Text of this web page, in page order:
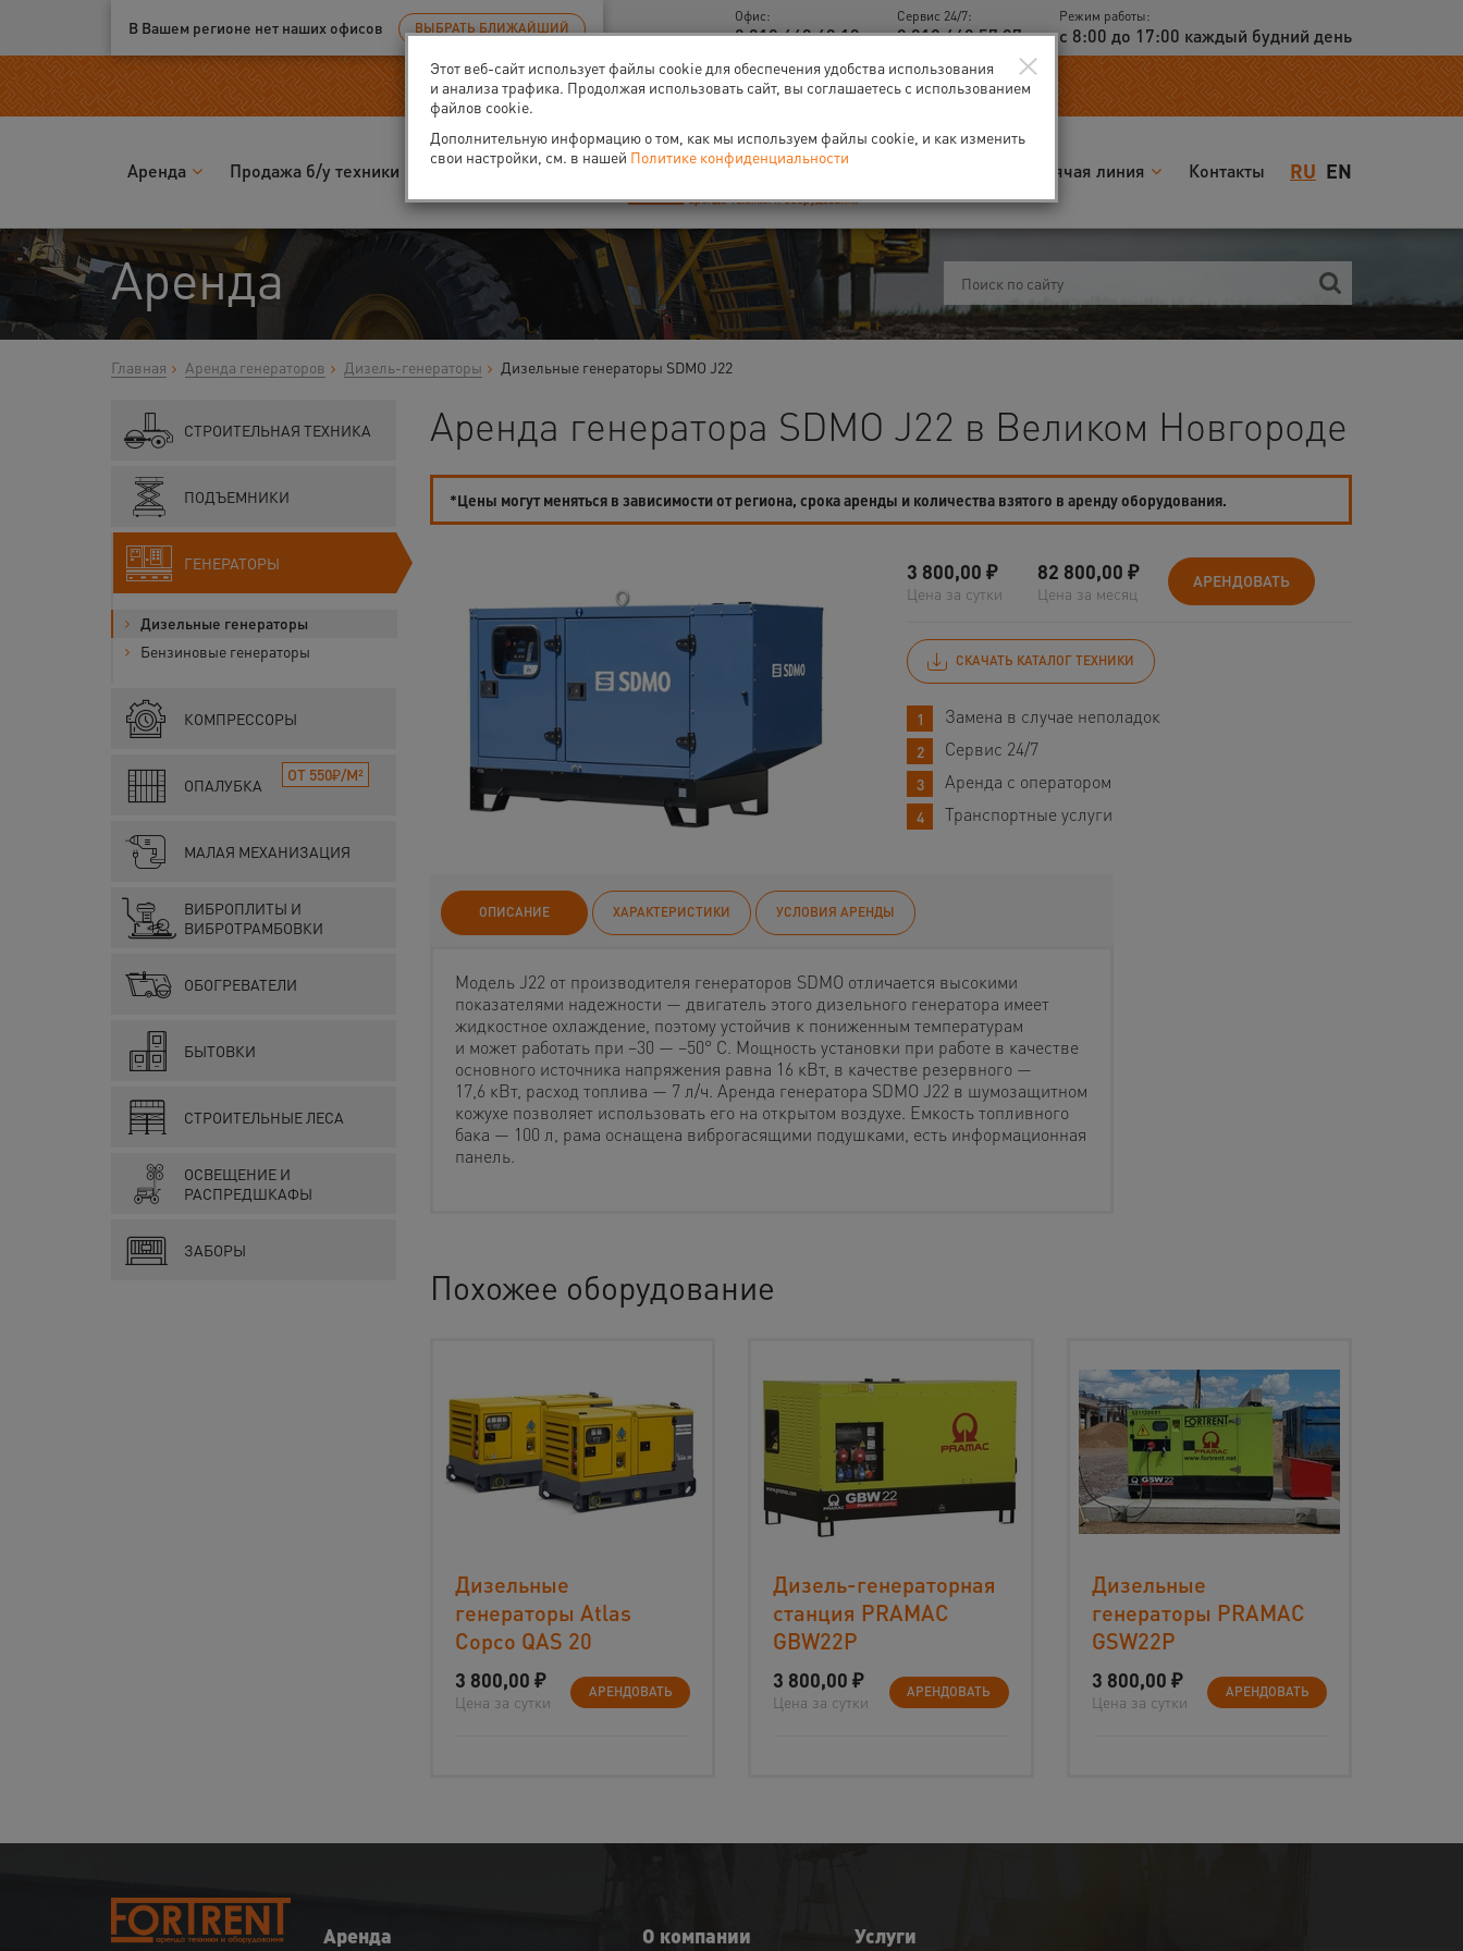
Ваш город:Великий Новгород
В Вашем регионе нет наших офисов ВЫБРАТЬ БЛИЖАЙШИЙ
Офис:
8 812 448 48 18
Сервис 24/7:
8 812 449 57 97
Режим работы:
с 8:00 до 17:00 каждый будний день
-40% на арендукомпрессоров
RU EN
Аренда Продажа б/у техники Запчасти О нас Горячая линия Контакты
Аренда
Главная Аренда генераторов Дизель-генераторы Дизельные генераторы SDMO J22
СТРОИТЕЛЬНАЯ ТЕХНИКА
ПОДЪЕМНИКИ
ГЕНЕРАТОРЫ
Дизельные генераторы
Бензиновые генераторы
КОМПРЕССОРЫ
ОПАЛУБКА
ОТ 550₽/М²
МАЛАЯ МЕХАНИЗАЦИЯ
ВИБРОПЛИТЫ И
ВИБРОТРАМБОВКИ
ОБОГРЕВАТЕЛИ
БЫТОВКИ
СТРОИТЕЛЬНЫЕ ЛЕСА
ОСВЕЩЕНИЕ И
РАСПРЕДШКАФЫ
ЗАБОРЫ
Аренда генератора SDMO J22 в Великом Новгороде
*Цены могут меняться в зависимости от региона, срока аренды и количества взятого в аренду оборудования.
3 800,00 ₽
Цена за сутки
82 800,00 ₽
Цена за месяц
АРЕНДОВАТЬ
СКАЧАТЬ КАТАЛОГ ТЕХНИКИ
Замена в случае неполадок
Сервис 24/7
Аренда с оператором
Транспортные услуги
ОПИСАНИЕ ХАРАКТЕРИСТИКИ УСЛОВИЯ АРЕНДЫ
Модель J22 от производителя генераторов SDMO отличается высокими
показателями надежности — двигатель этого дизельного генератора имеет
жидкостное охлаждение, поэтому устойчив к пониженным температурам
и может работать при −30 — −50° С. Мощность установки при работе в качестве
основного источника напряжения равна 16 кВт, в качестве резервного —
17,6 кВт, расход топлива — 7 л/ч. Аренда генератора SDMO J22 в шумозащитном
кожухе позволяет использовать его на открытом воздухе. Емкость топливного
бака — 100 л, рама оснащена виброгасящими подушками, есть информационная
панель.
Похожее оборудование
Дизельные
генераторы Atlas
Copco QAS 20
3 800,00 ₽
Цена за сутки
АРЕНДОВАТЬ
Дизель-генераторная
станция PRAMAC
GBW22P
3 800,00 ₽
Цена за сутки
АРЕНДОВАТЬ
Дизельные
генераторы PRAMAC
GSW22P
3 800,00 ₽
Цена за сутки
АРЕНДОВАТЬ
Аренда О компании Услуги
×
Этот веб-сайт использует файлы cookie для обеспечения удобства использования
и анализа трафика. Продолжая использовать сайт, вы соглашаетесь с использованием
файлов cookie.
Дополнительную информацию о том, как мы используем файлы cookie, и как изменить
свои настройки, см. в нашей Политике конфиденциальности